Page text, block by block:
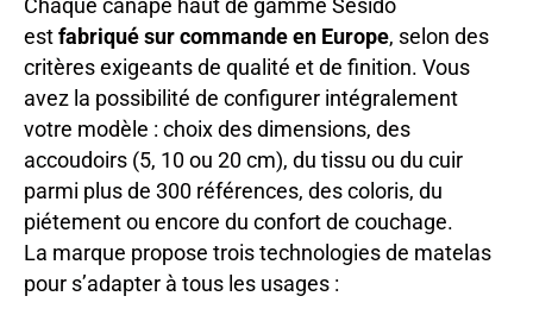
Chaque canapé haut de gamme Sesido
est fabriqué sur commande en Europe, selon des
critères exigeants de qualité et de finition. Vous
avez la possibilité de configurer intégralement
votre modèle : choix des dimensions, des
accoudoirs (5, 10 ou 20 cm), du tissu ou du cuir
parmi plus de 300 références, des coloris, du
piétement ou encore du confort de couchage.
La marque propose trois technologies de matelas
pour s’adapter à tous les usages :